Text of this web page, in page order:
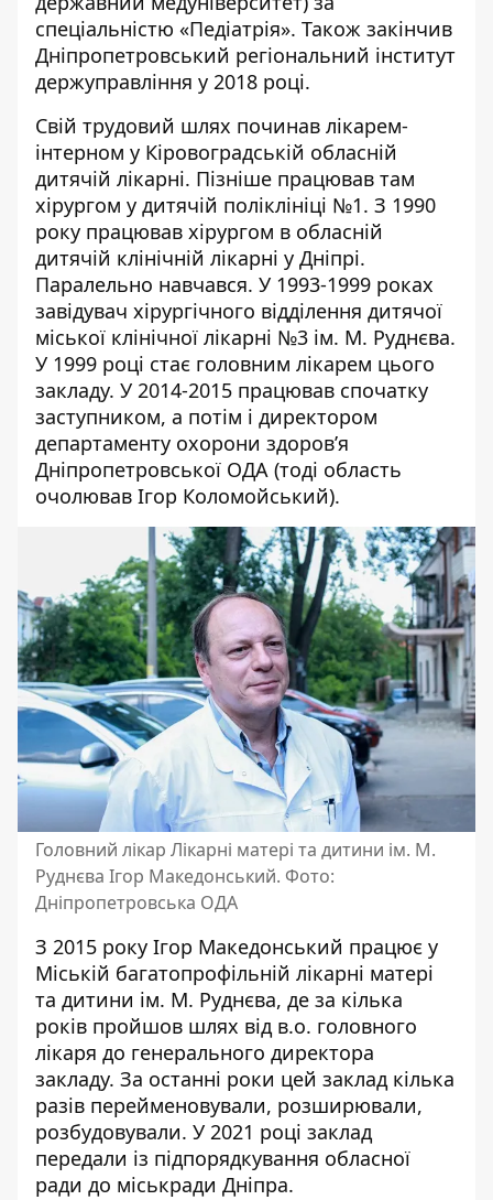
спеціальністю «Педіатрія». Також закінчив
Дніпропетровський регіональний інститут
держуправління у 2018 році.
Свій трудовий шлях починав лікарем-
інтерном у Кіровоградській обласній
дитячій лікарні. Пізніше працював там
хірургом у дитячій поліклініці №1. З 1990
року працював хірургом в обласній
дитячій клінічній лікарні у Дніпрі.
Паралельно навчався. У 1993-1999 роках
завідувач хірургічного відділення дитячої
міської клінічної лікарні №3 ім. М. Руднєва.
У 1999 році стає головним лікарем цього
закладу. У 2014-2015 працював спочатку
заступником, а потім і директором
департаменту охорони здоров’я
Дніпропетровської ОДА (тоді область
очолював Ігор Коломойський).
Головний лікар Лікарні матері та дитини ім. М.
Руднєва Ігор Македонський. Фото:
Дніпропетровська ОДА
З 2015 року Ігор Македонський працює у
Міській багатопрофільній лікарні матері
та дитини ім. М. Руднєва, де за кілька
років пройшов шлях від в.о. головного
лікаря до генерального директора
закладу. За останні роки цей заклад кілька
разів перейменовували, розширювали,
розбудовували. У 2021 році заклад
передали із підпорядкування обласної
ради до міськради Дніпра.